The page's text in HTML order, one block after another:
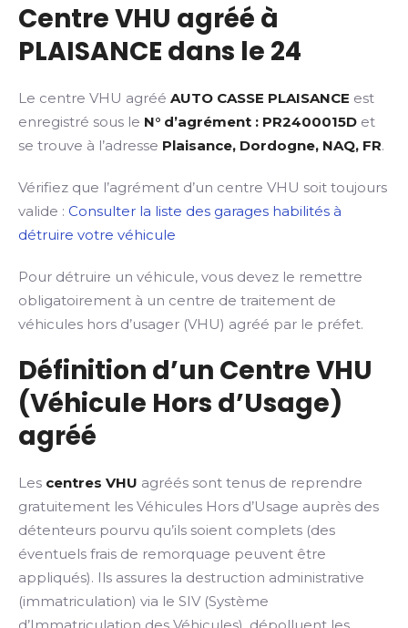
Centre VHU agréé à
PLAISANCE dans le 24
Le centre VHU agréé AUTO CASSE PLAISANCE est
enregistré sous le N° d’agrément : PR2400015D et
se trouve à l’adresse Plaisance, Dordogne, NAQ, FR.
Vérifiez que l’agrément d’un centre VHU soit toujours
valide : Consulter la liste des garages habilités à
détruire votre véhicule
Pour détruire un véhicule, vous devez le remettre
obligatoirement à un centre de traitement de
véhicules hors d’usager (VHU) agréé par le préfet.
Définition d’un Centre VHU
(Véhicule Hors d’Usage)
agréé
Les centres VHU agréés sont tenus de reprendre
gratuitement les Véhicules Hors d’Usage auprès des
détenteurs pourvu qu’ils soient complets (des
éventuels frais de remorquage peuvent être
appliqués). Ils assures la destruction administrative
(immatriculation) via le SIV (Système